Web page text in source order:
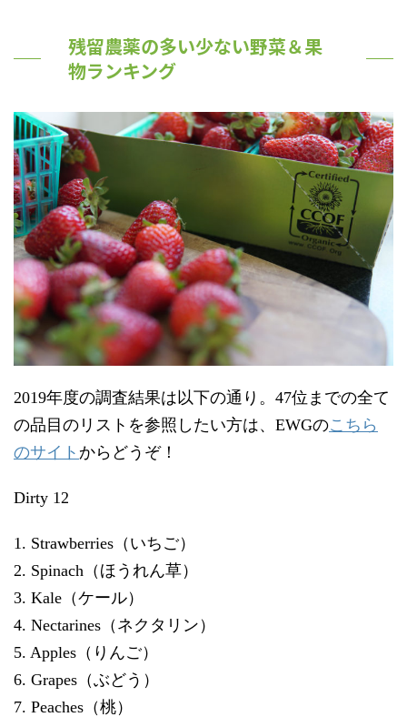
残留農薬の多い少ない野菜＆果
物ランキング
2019年度の調査結果は以下の通り。47位までの全て
の品目のリストを参照したい方は、EWGのこちら
のサイト からどうぞ！
Dirty 12
1. Strawberries（いちご）
2. Spinach（ほうれん草）
3. Kale（ケール）
4. Nectarines（ネクタリン）
5. Apples（りんご）
6. Grapes（ぶどう）
7. Peaches（桃）